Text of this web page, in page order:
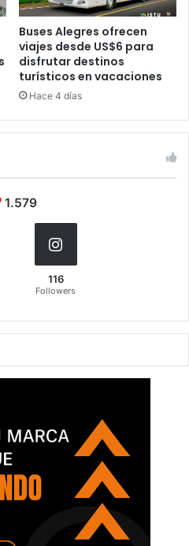
Buses Alegres ofrecen
viajes desde US$6 para
disfrutar destinos
turísticos en vacaciones
Hace 4 días
1.579
116
Followers